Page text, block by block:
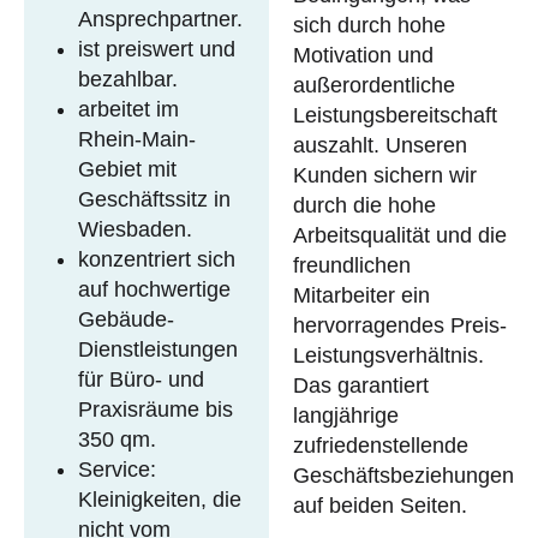
Ansprechpartner.
ist preiswert und
bezahlbar.
arbeitet im
Rhein-Main-
Gebiet mit
Geschäftssitz in
Wiesbaden.
konzentriert sich
auf hochwertige
Gebäude-
Dienstleistungen
für Büro- und
Praxisräume bis
350 qm.
Service:
Kleinigkeiten, die
nicht vom
sich durch hohe
Motivation und
außerordentliche
Leistungsbereitschaft
auszahlt. Unseren
Kunden sichern wir
durch die hohe
Arbeitsqualität und die
freundlichen
Mitarbeiter ein
hervorragendes Preis-
Leistungsverhältnis.
Das garantiert
langjährige
zufriedenstellende
Geschäftsbeziehungen
auf beiden Seiten.